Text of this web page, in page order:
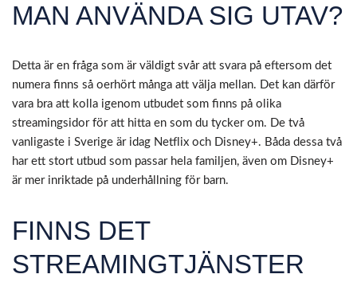
MAN ANVÄNDA SIG UTAV?
Detta är en fråga som är väldigt svår att svara på eftersom det
numera finns så oerhört många att välja mellan. Det kan därför
vara bra att kolla igenom utbudet som finns på olika
streamingsidor för att hitta en som du tycker om. De två
vanligaste i Sverige är idag Netflix och Disney+. Båda dessa två
har ett stort utbud som passar hela familjen, även om Disney+
är mer inriktade på underhållning för barn.
FINNS DET
STREAMINGTJÄNSTER